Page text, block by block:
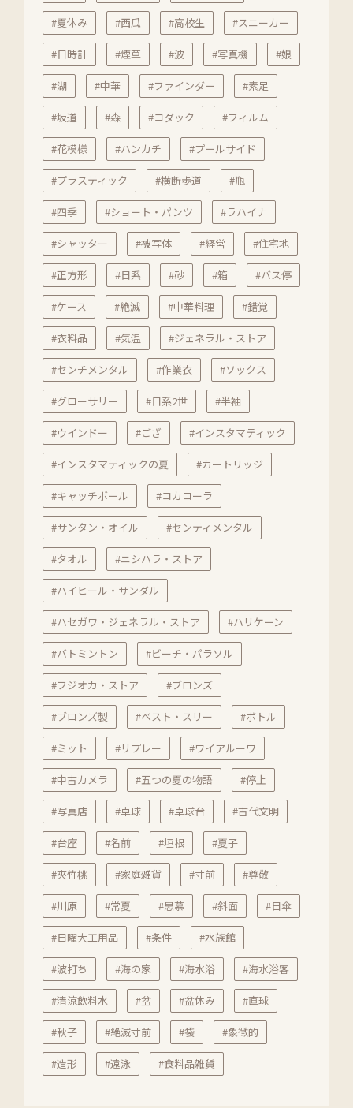
#夏休み #西瓜 #高校生 #スニーカー
#日時計 #煙草 #波 #写真機 #娘
#湖 #中華 #ファインダー #素足
#坂道 #森 #コダック #フィルム
#花模様 #ハンカチ #プールサイド
#プラスティック #横断歩道 #瓶
#四季 #ショート・パンツ #ラハイナ
#シャッター #被写体 #経営 #住宅地
#正方形 #日系 #砂 #箱 #バス停
#ケース #絶滅 #中華料理 #錯覚
#衣料品 #気温 #ジェネラル・ストア
#センチメンタル #作業衣 #ソックス
#グローサリー #日系2世 #半袖
#ウインドー #ござ #インスタマティック
#インスタマティックの夏 #カートリッジ
#キャッチボール #コカコーラ
#サンタン・オイル #センティメンタル
#タオル #ニシハラ・ストア
#ハイヒール・サンダル
#ハセガワ・ジェネラル・ストア #ハリケーン
#バトミントン #ビーチ・パラソル
#フジオカ・ストア #ブロンズ
#ブロンズ製 #ベスト・スリー #ボトル
#ミット #リプレー #ワイアルーワ
#中古カメラ #五つの夏の物語 #停止
#写真店 #卓球 #卓球台 #古代文明
#台座 #名前 #垣根 #夏子
#夾竹桃 #家庭雑貨 #寸前 #尊敬
#川原 #常夏 #思慕 #斜面 #日傘
#日曜大工用品 #条件 #水族館
#波打ち #海の家 #海水浴 #海水浴客
#清涼飲料水 #盆 #盆休み #直球
#秋子 #絶滅寸前 #袋 #象徴的
#造形 #遠泳 #食料品雑貨